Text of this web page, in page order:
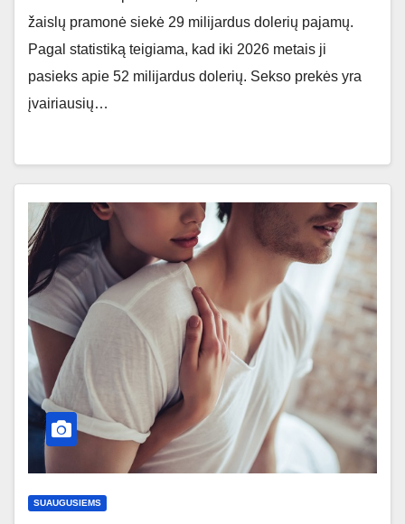
žaislų pramonė siekė 29 milijardus dolerių pajamų.
Pagal statistiką teigiama, kad iki 2026 metais ji
pasieks apie 52 milijardus dolerių. Sekso prekės yra
įvairiausių…
SUAUGUSIEMS